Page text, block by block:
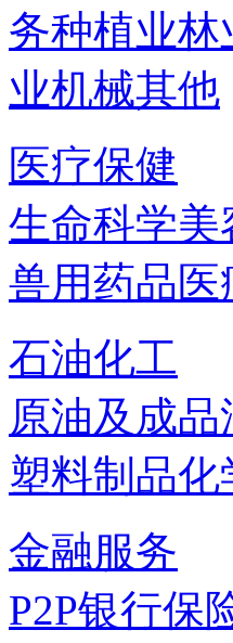
务种植业林
业机械其他
医疗保健
生命科学美
兽用药品
石油化工
原油及成品
塑料制品化
金融服务
P2P银行保